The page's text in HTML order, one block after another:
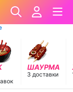
ШАУРМА
3 доставки